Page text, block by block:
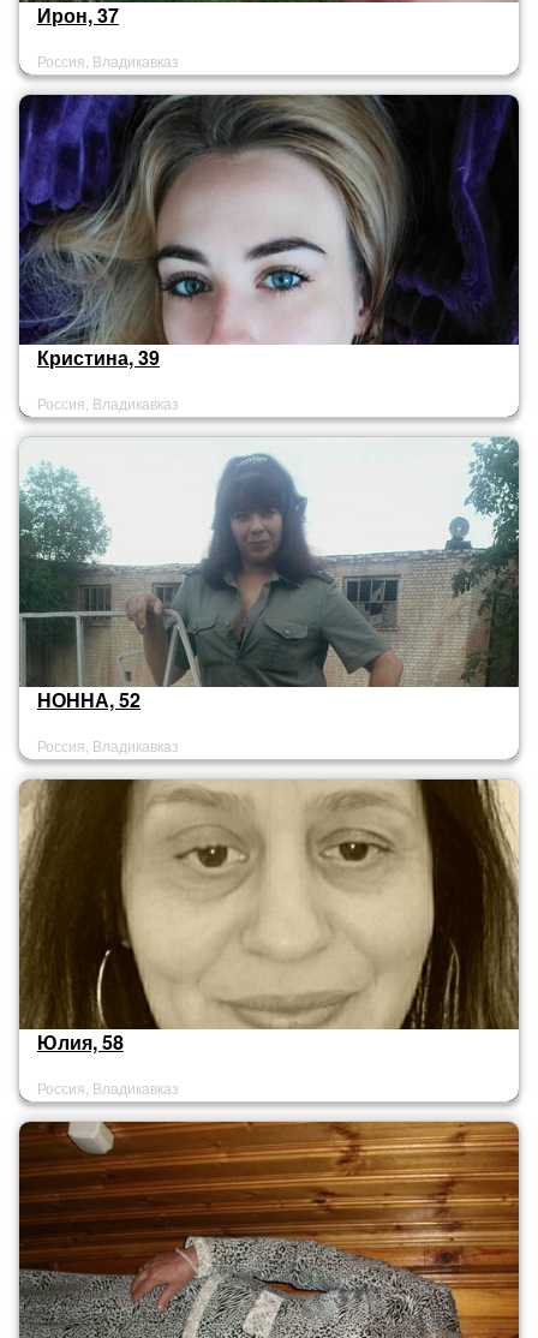
Ирон, 37
Россия, Владикавказ
Кристина, 39
Россия, Владикавказ
НОННА, 52
Россия, Владикавказ
Юлия, 58
Россия, Владикавказ